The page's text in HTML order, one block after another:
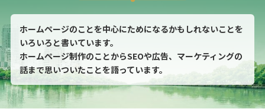
ホームページのことを中心にためになるかもしれないことを
いろいろと書いています。
ホームページ制作のことからSEOや広告、マーケティングの
話まで思いついたことを語っています。